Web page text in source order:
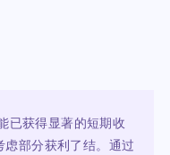
已获得显著的短期收
部分获利了结。通过